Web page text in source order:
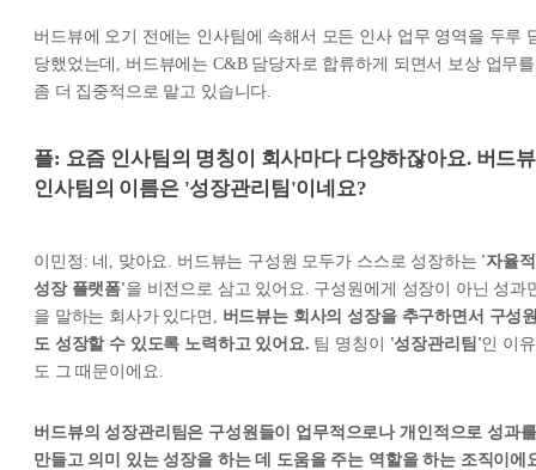
버드뷰에 오기 전에는 인사팀에 속해서 모든 인사 업무 영역을 두루
당했었는데, 버드뷰에는 C&B 담당자로 합류하게 되면서 보상 업무를
좀 더 집중적으로 맡고 있습니다.
플: 요즘 인사팀의 명칭이 회사마다 다양하잖아요. 버드뷰
인사팀의 이름은 '성장관리팀'이네요?
이민정: 네, 맞아요. 버드뷰는 구성원 모두가 스스로 성장하는 '자율적
성장 플랫폼'을 비전으로 삼고 있어요. 구성원에게 성장이 아닌 성과
을 말하는 회사가 있다면, 버드뷰는 회사의 성장을 추구하면서 구성
도 성장할 수 있도록 노력하고 있어요. 팀 명칭이 '성장관리팀'인 이유
도 그 때문이에요.
버드뷰의 성장관리팀은 구성원들이 업무적으로나 개인적으로 성과를
만들고 의미 있는 성장을 하는 데 도움을 주는 역할을 하는 조직이에